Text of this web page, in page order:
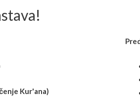
Kur'ana)